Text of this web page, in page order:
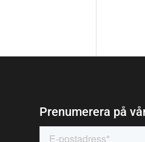
Prenumerera på